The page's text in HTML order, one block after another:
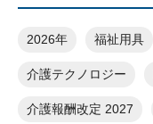
2026年 福祉用具
介護テクノロジー
介護報酬改定 2027